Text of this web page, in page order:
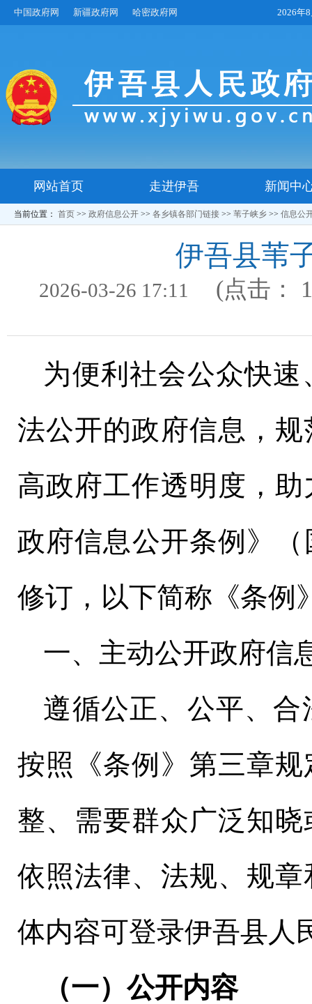
中国政府网 新疆政府网 哈密政府网 2026年
网站首页 走进伊吾 新闻中
当前位置： 首页 >> 政府信息公开 >> 各乡镇各部门链接 >> 苇子峡乡 >> 信息公
伊吾县苇
2026-03-26 17:11 (点击：
为便利社会公众快
法公开的政府信息，
高政府工作透明度，
政府信息公开条例》
修订，以下简称《条例
一、主动公开政府信
遵循公正、公平、
按照《条例》第三章
整、需要群众广泛知
依照法律、法规、规
体内容可登录伊吾县人
（一）公开内容